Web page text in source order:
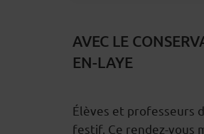
AVEC LE
EN-LAYE
Élèves et professeurs
festif. Ce rendez-vous